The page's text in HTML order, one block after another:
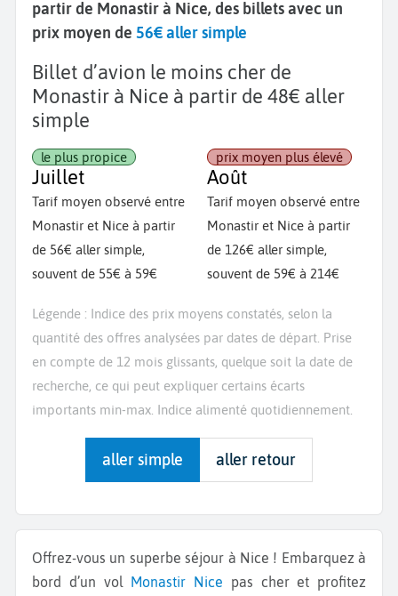
partir de Monastir à Nice, des billets avec un
prix moyen de 56€ aller simple
aller simple aller retour
Billet d’avion le moins cher de
Monastir à Nice à partir de 48€ aller
simple
Juillet
le plus propice
Tarif moyen observé entre
Monastir et Nice à partir
de 56€ aller simple,
souvent de 55€ à 59€
Août
prix moyen plus élevé
Tarif moyen observé entre
Monastir et Nice à partir
de 126€ aller simple,
souvent de 59€ à 214€
Légende : Indice des prix moyens constatés, selon la
quantité des offres analysées par dates de départ. Prise
en compte de 12 mois glissants, quelque soit la date de
recherche, ce qui peut expliquer certains écarts
importants min-max. Indice alimenté quotidiennement.
Offrez-vous un superbe séjour à Nice ! Embarquez à
bord d’un vol Monastir Nice pas cher et profitez